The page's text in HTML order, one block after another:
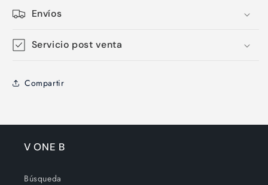
Envíos
Servicio post venta
Compartir
V ONE B
Búsqueda